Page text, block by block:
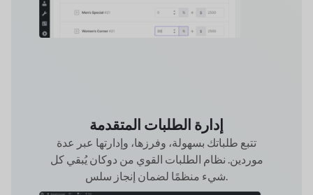
إدارة الطلبات المتقدمة
تتبع طلباتك بسهولة، وفرزها، وإدارتها عبر عدة
موردين. نظام الطلبات القوي من دوكان يُبقي كل
شيء منظمًا لضمان إنجاز سلس.